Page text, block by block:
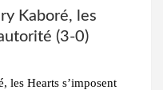
Kaboré, les
(3-0)
les Hearts s’imposent